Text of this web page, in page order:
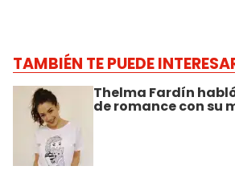
TAMBIÉN TE PUEDE
Thelma Fardín
de romance con su